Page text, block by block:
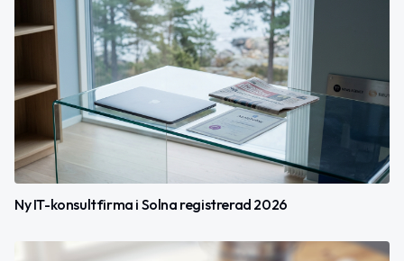
Ny IT-konsultfirma i Solna registrerad 2026